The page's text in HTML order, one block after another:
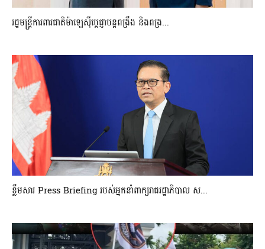
រដ្ឋមន្ត្រីការពារជាតិម៉ាឡេស៊ីប្ដេជ្ញាបន្តពង្រឹង និងពង្រ...
ខ្លឹមសារ Press Briefing របស់អ្នកនាំពាក្យរាជរដ្ឋាភិបាល ស...